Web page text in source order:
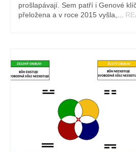
prošlapávají. Sem patří i Genové
přeložena a v roce 2015 vyšla,...